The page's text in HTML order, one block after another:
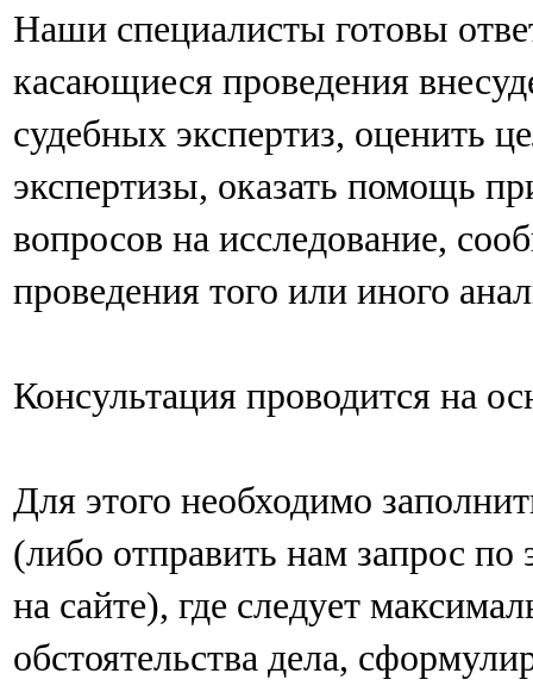
Наши специалисты готовы
касающиеся проведения
судебных экспертиз, оценить
экспертизы, оказать помощь
вопросов на исследование,
проведения того или иного
Консультация проводится на
Для этого необходимо
(либо отправить нам запрос по
на сайте), где следует
обстоятельства дела,